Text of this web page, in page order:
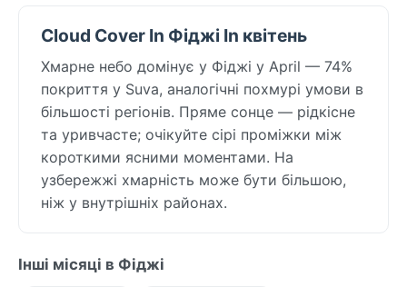
Cloud Cover In Фіджі In квітень
Хмарне небо домінує у Фіджі у April — 74%
покриття у Suva, аналогічні похмурі умови в
більшості регіонів. Пряме сонце — рідкісне
та уривчасте; очікуйте сірі проміжки між
короткими ясними моментами. На
узбережжі хмарність може бути більшою,
ніж у внутрішніх районах.
Інші місяці в Фіджі